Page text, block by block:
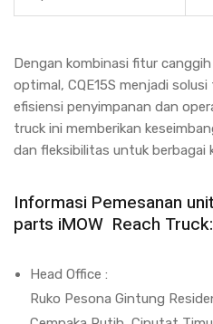
Dengan kombinasi fitur
optimal, CQE15S menjadi
efisiensi penyimpanan dan
truck ini memberikan
dan fleksibilitas untuk berbagai
Informasi Pemesanan
parts iMOW Reach Truck:
Head Office :
Ruko Pesona Gintung